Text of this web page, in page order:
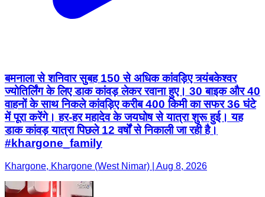
बमनाला से शनिवार सुबह 150 से अधिक कांवड़िए त्र्यंबकेश्वर
ज्योतिर्लिंग के लिए डाक कांवड़ लेकर रवाना हुए। 30 बाइक और 40
वाहनों के साथ निकले कांवड़िए करीब 400 किमी का सफर 36 घंटे
में पूरा करेंगे। हर-हर महादेव के जयघोष से यात्रा शुरू हुई। यह
डाक कांवड़ यात्रा पिछले 12 वर्षों से निकाली जा रही है।
#khargone_family
Khargone, Khargone (West Nimar) | Aug 8, 2026